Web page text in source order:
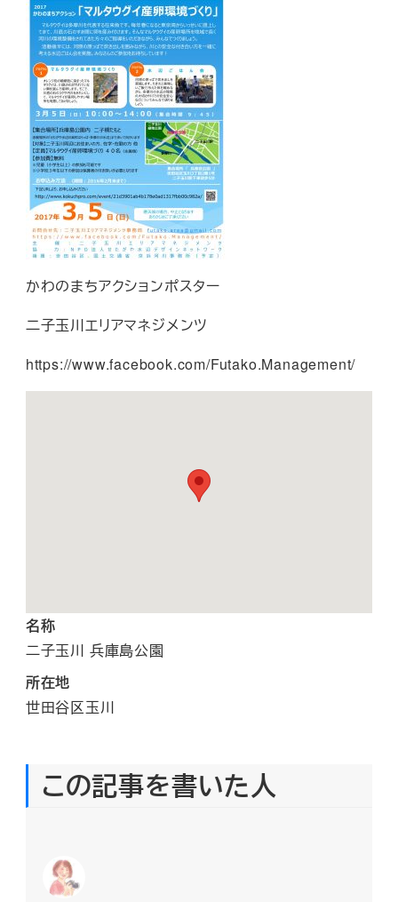
かわのまちアクションポスター
二子玉川エリアマネジメンツ
https://www.facebook.com/Futako.Management/
名称
二子玉川 兵庫島公園
所在地
世田谷区玉川
この記事を書いた人